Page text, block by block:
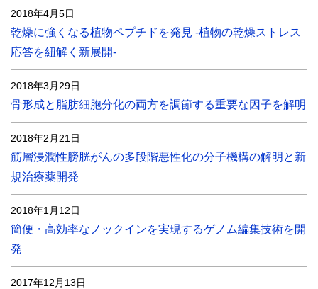
2018年4月5日
乾燥に強くなる植物ペプチドを発見 -植物の乾燥ストレス
応答を紐解く新展開-
2018年3月29日
骨形成と脂肪細胞分化の両方を調節する重要な因子を解明
2018年2月21日
筋層浸潤性膀胱がんの多段階悪性化の分子機構の解明と新
規治療薬開発
2018年1月12日
簡便・高効率なノックインを実現するゲノム編集技術を開
発
2017年12月13日